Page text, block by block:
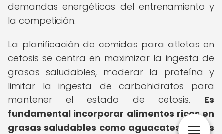
demandas energéticas del entrenamiento y
la competición.
La planificación de comidas para atletas en
cetosis se centra en maximizar la ingesta de
grasas saludables, moderar la proteína y
limitar la ingesta de carbohidratos para
mantener el estado de cetosis. Es
fundamental incorporar alimentos ricos en
grasas saludables como aguacates, frutos